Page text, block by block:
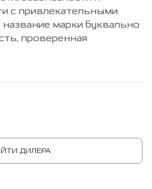
с привлекательными
марки буквально
проверенная
ДИЛЕРА